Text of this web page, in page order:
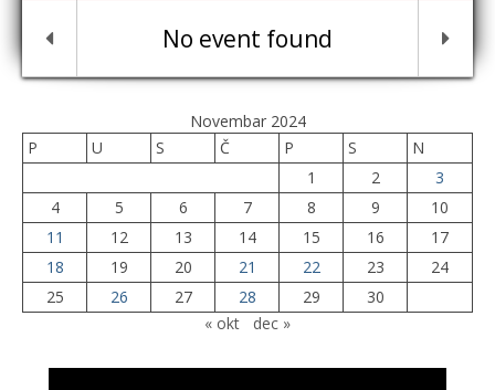
No event found
Novembar 2024
P
U S Č P S
N
1
2
3
4
5 6 7 8 9
10
11
12 13 14 15 16
17
18
19 20 21 22 23
24
25
26 27 28 29
30
« okt
dec »